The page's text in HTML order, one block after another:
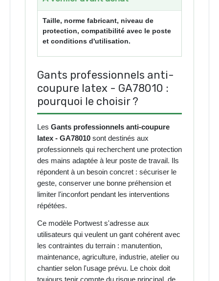
Taille, norme fabricant, niveau de
protection, compatibilité avec le poste
et conditions d'utilisation.
Gants professionnels anti-
coupure latex - GA78010 :
pourquoi le choisir ?
Les Gants professionnels anti-coupure
latex - GA78010 sont destinés aux
professionnels qui recherchent une protection
des mains adaptée à leur poste de travail. Ils
répondent à un besoin concret : sécuriser le
geste, conserver une bonne préhension et
limiter l'inconfort pendant les interventions
répétées.
Ce modèle Portwest s'adresse aux
utilisateurs qui veulent un gant cohérent avec
les contraintes du terrain : manutention,
maintenance, agriculture, industrie, atelier ou
chantier selon l'usage prévu. Le choix doit
toujours tenir compte du risque principal, de